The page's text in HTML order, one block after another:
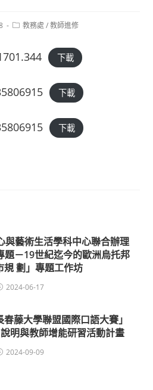
Post教務處 / 教師進修
下載
下載
下載
與藝術生活學科中心聯合辦理
題－19世紀迄今的歐洲烏托邦
規 劃」專題工作坊
2024-06-17
春藤大學聯盟國際口語大賽」
說明與教師增能研習活動計畫
2024-09-09